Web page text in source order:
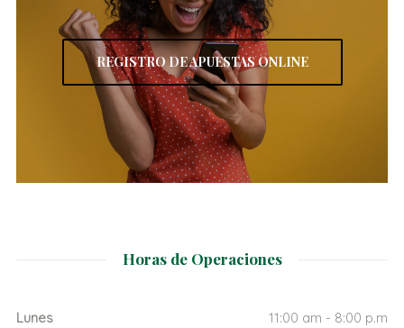
REGISTRO DE APUESTAS ONLINE
Horas de Operaciones
Lunes
11:00 am - 8:00 p.m